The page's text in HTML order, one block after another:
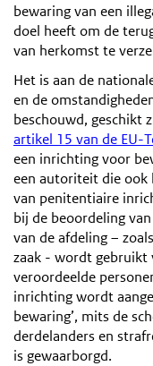
bewaring van een
doel heeft om de
van herkomst te
Het is aan de
en de
beschouwd, geschikt
artikel 15 van de EU-
een inrichting voor
een autoriteit die ook
van penitentiaire
bij de beoordeling
van de afdeling –
zaak - wordt gebruikt
veroordeelde
inrichting wordt
bewaring’, mits de
derdelanders en
is gewaarborgd.